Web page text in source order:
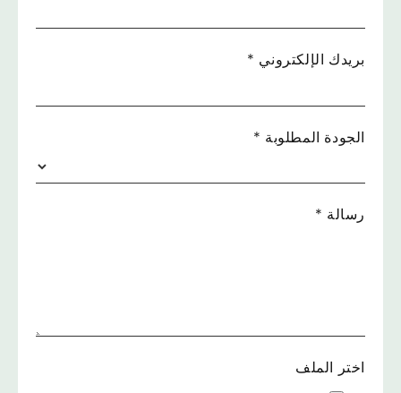
بريدك الإلكتروني *
الجودة المطلوبة *
رسالة *
اختر الملف